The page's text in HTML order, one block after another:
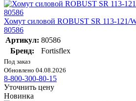
Хомут силовой ROBUST SR 113-121/
80586
Артикул: 80586
Бренд:
Fortisflex
Под заказ
Обновлено 04.08.2026
8-800-300-80-15
Уточнить цену
Новинка